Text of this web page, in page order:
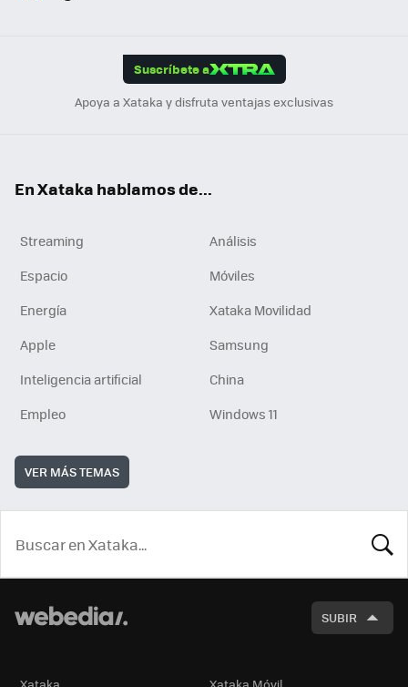
Suscríbete a
Apoya a Xataka y disfruta ventajas exclusivas
En Xataka hablamos de...
Streaming
Análisis
Espacio
Móviles
Energía
Xataka Movilidad
Apple
Samsung
Inteligencia artificial
China
Empleo
Windows 11
VER MÁS TEMAS
SUBIR